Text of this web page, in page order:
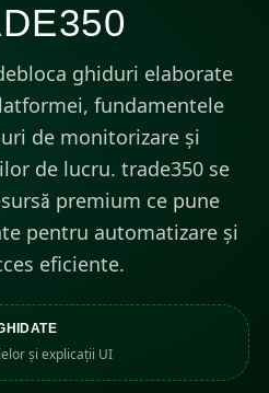
ghiduri elaborate
fundamentele
de monitorizare și
de lucru. trade350 se
premium ce pune
pentru automatizare și
eficiente.
și explicații UI